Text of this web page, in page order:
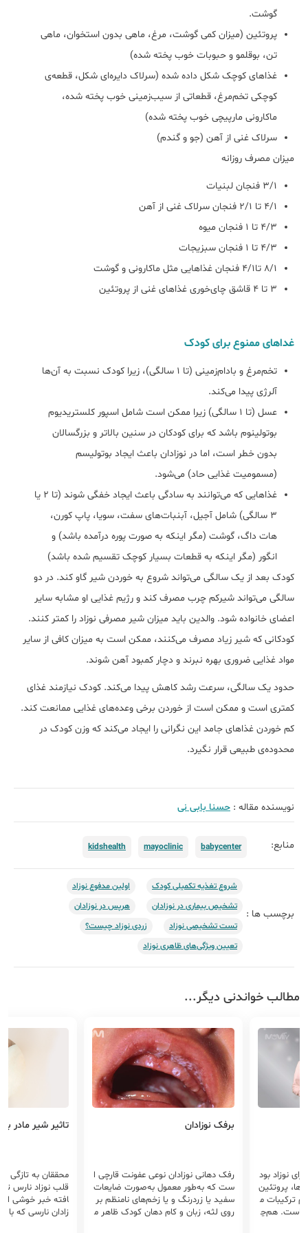
گوشت.
پروتئین (میزان کمی گوشت، مرغ، ماهی بدون استخوان، ماهی
تن، بوقلمو و حبوبات خوب پخته شده)
غذاهای کوچک شکل داده شده (سرلاک دایره‌ای شکل، قطعه‌ی
کوچکی تخم‌مرغ، قطعاتی از سیب‌زمینی خوب پخته شده،
ماکارونی مارپیچی خوب پخته شده)
سرلاک غنی از آهن (جو و گندم)
میزان مصرف روزانه
3/1 فنجان لبنیات
4/1 تا 2/1 فنجان سرلاک غنی از آهن
4/3 تا 1 فنجان میوه
4/3 تا 1 فنجان سبزیجات
8/1 تا4/1 فنجان غذاهایی مثل ماکارونی و گوشت
3 تا 4 قاشق چای‌خوری غذاهای غنی از پروتئین
غداهای ممنوع برای کودک
تخم‌مرغ و بادام‌زمینی (تا 1 سالگی)، زیرا کودک نسبت به آن‌ها
آلرژی پیدا می‌کند.
عسل (تا 1 سالگی) زیرا ممکن است شامل اسپور کلستریدیوم
بوتولینوم باشد که برای کودکان در سنین بالاتر و بزرگسالان
بدون خطر است، اما در نوزادان باعث ایجاد بوتولیسم
(مسمومیت غذایی حاد) می‌شود.
غذاهایی که می‌توانند به سادگی باعث ایجاد خفگی شوند (تا 2 یا
3 سالگی) شامل آجیل، آبنبات‌های سفت، سویا، پاپ کورن،
هات داگ، گوشت (مگر اینکه به صورت پوره درآمده باشد) و
انگور (مگر اینکه به قطعات بسیار کوچک تقسیم شده باشد)
کودک بعد از یک سالگی می‌تواند شروع به خوردن شیر گاو کند. در دو
سالگی می‌تواند شیرکم چرب مصرف کند و رژیم غذایی او مشابه سایر
اعضای خانواده شود. والدین باید میزان شیر مصرفی نوزاد را کمتر کنند.
کودکانی که شیر زیاد مصرف می‌کنند، ممکن است به میزان کافی از سایر
مواد غذایی ضروری بهره نبرند و دچار کمبود آهن شوند.
حدود یک سالگی، سرعت رشد کاهش پیدا می‌کند. کودک نیازمند غذای
کمتری است و ممکن است از خوردن برخی وعده‌های غذایی ممانعت کند.
کم خوردن غذاهای جامد این نگرانی را ایجاد می‌کند که وزن کودک در
محدوده‌ی طبیعی قرار نگیرد.​
نویسنده مقاله : حسنا بابی نی
منابع: babycenter
mayoclinic
kidshealth
برچسب ها :
شروع تغذیه تکمیلی کودک
اولین مدفوع نوزاد
تشخیص بیماری در نوزادان
هرپس در نوزادان
تست‌ تشخیصی نوزاد
زردی نوزاد چیست؟
تعیین ویژگی‌های ظاهری نوزاد
مطالب خواندنی دیگر...
نوزاد بود
پروتئین
ترکیبات م
شماست. هم‌چ
برفک نوزادان
رفک دهانی نوزادان نوعی عفونت قارچی ا
ست که به‌طور معمول به‌صورت ضایعات
سفید یا زردرنگ و یا زخم‌های نامنظم بر
روی لثه، زبان و کام دهان کودک ظاهر م
تاثیر شیر مادر
محققان به تازگی
قلب نوزاد نارس
افته خبر خوشی
زادان نارسی که با